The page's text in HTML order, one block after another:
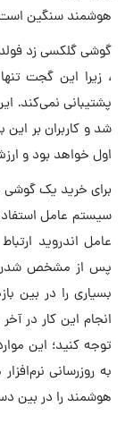
هوشمند سنگین
شد و کاربران بر
اول خواهد بود و
برای خرید یک گوشی
سیستم عامل
پس از مشخص شدن
انجام این کار در
توجه کنید؛ این
به روزرسانی
هوشمند را در بین